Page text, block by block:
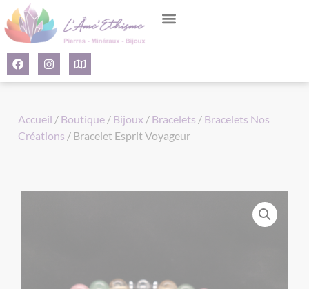
Accueil / Boutique / Bijoux / Bracelets / Bracelets Nos
Créations / Bracelet Esprit Voyageur
Panneau de gestion des cookies